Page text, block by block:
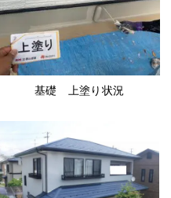
基礎 上塗り状況